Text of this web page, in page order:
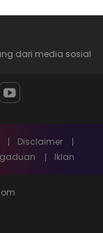
dari media sosial
Disclaimer
Iklan